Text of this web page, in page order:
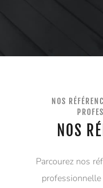
NOS
NOS
Parcourez nos